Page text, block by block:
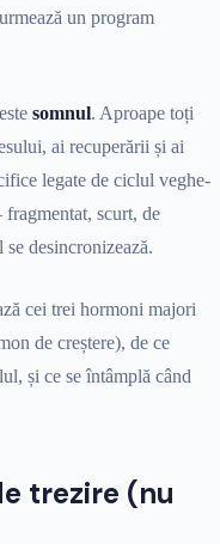
un program
somnul. Aproape toți
ai recuperării și ai
legate de ciclul veghe-
scurt, de
desincronizează.
cei trei hormoni majori
de creștere), de ce
și ce se întâmplă când
trezire (nu